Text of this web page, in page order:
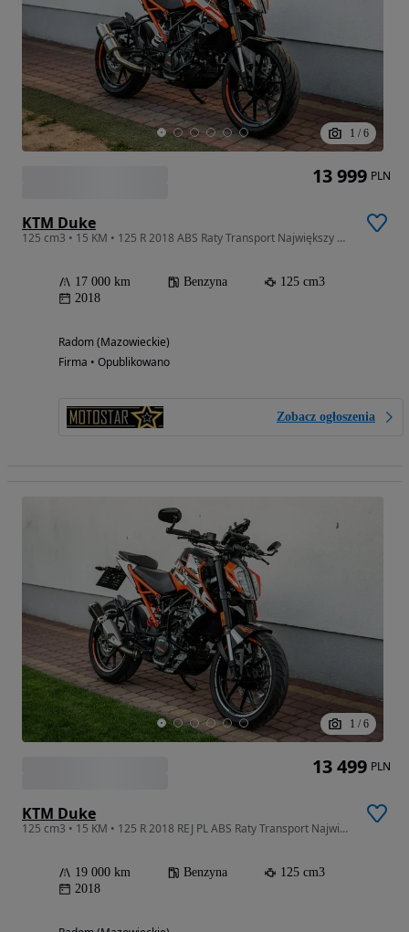
1 / 6
KTM Duke
125 cm3 • 15 KM • 125 R 2018 ABS Raty Transport Największy Wybór Moto 125 WYDECH STORM
17 000 km Benzyna
125 cm3
2018
Radom (Mazowieckie)
Firma • Opublikowano
Zobacz ogłoszenia
13 999 PLN
1 / 6
KTM Duke
125 cm3 • 15 KM • 125 R 2018 REJ PL ABS Raty Transport Największy Wybór Moto 125
19 000 km Benzyna
125 cm3
2018
13 499 PLN